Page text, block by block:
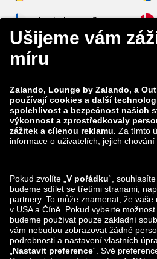
zalando-lounge.fi
zalando-lounge.co.uk
zalando-lounge.lt
zalando-lounge.ro
zalando-lounge.lu
zalando-lounge.lv
Sledujte nás také